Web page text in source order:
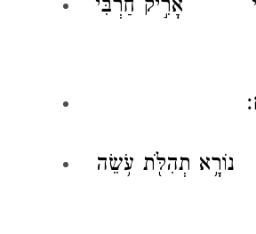
אָרִ֣יק חַרְבִּ֔י
תְהִלֹּ֖ת עֹ֥שֵׂה